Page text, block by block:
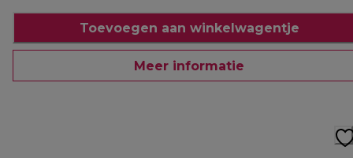
Toevoegen aan winkelwagentje
Meer informatie